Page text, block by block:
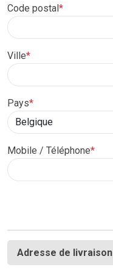
Code postal*
Ville*
Pays*
Mobile / Téléphone*
Adresse de livraison